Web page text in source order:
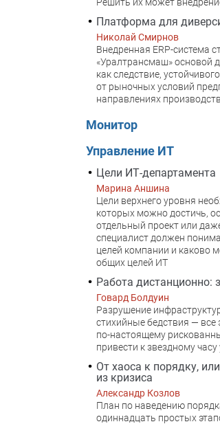
Платформа для
Николай Смирнов
Внедренная ERP-система
«Уралтрансмаш» основой
как следствие,
от рыночных условий
направлениях
Монитор
Управление ИТ
Цели ИТ-департамента
Марина Аншина
Цели верхнего уровня
которых можно достичь,
отдельный проект или
специалист должен
целей компании и каково
общих целей ИТ
Работа дистанционно:
Говард Болдуин
Разрушение
стихийные бедствия — все
по-настоящему
привести к звездному
От хаоса к порядку,
из кризиса
Александр Козлов
План по наведению
одиннадцать простых